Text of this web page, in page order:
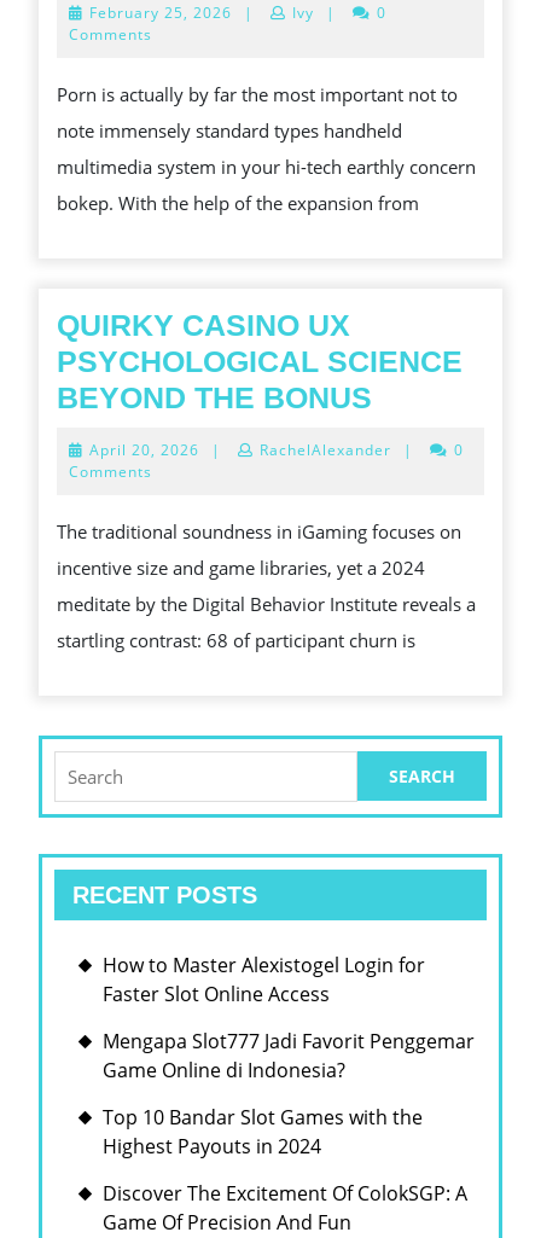
HER
DETERMINE
CONCERNING
SELLING
February 25, 2026 February
| Ivy |
0
Comments
Porn is actually by far the most important not to
note immensely standard types handheld
multimedia system in your hi-tech earthly concern
bokep. With the help of the expansion from
QUIRKY CASINO UX
PSYCHOLOGICAL SCIENCE
BEYOND THE BONUS
UX
SCIENCE
BEYOND
THE
BONUS
April 20, 2026 April
| RachelAlexander |
0
Comments
The traditional soundness in iGaming focuses on
incentive size and game libraries, yet a 2024
meditate by the Digital Behavior Institute reveals a
startling contrast: 68 of participant churn is
for:
RECENT POSTS
How to Master Alexistogel Login for
Faster Slot Online Access
Mengapa Slot777 Jadi Favorit Penggemar
Game Online di Indonesia?
Top 10 Bandar Slot Games with the
Highest Payouts in 2024
Discover The Excitement Of ColokSGP: A
Game Of Precision And Fun